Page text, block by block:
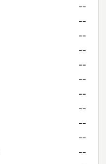
--
--
--
--
--
--
--
--
--
--
--